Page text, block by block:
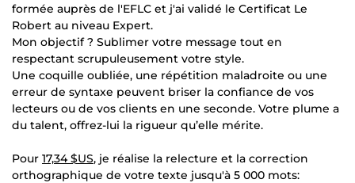
formée auprès de l'EFLC et j'ai validé le Certificat Le
Robert au niveau Expert.
Mon objectif ? Sublimer votre message tout en
respectant scrupuleusement votre style.
Une coquille oubliée, une répétition maladroite ou une
erreur de syntaxe peuvent briser la confiance de vos
lecteurs ou de vos clients en une seconde. Votre plume a
du talent, offrez-lui la rigueur qu’elle mérite.
Pour 17,34 $US, je réalise la relecture et la correction
orthographique de votre texte jusqu'à 5 000 mots: